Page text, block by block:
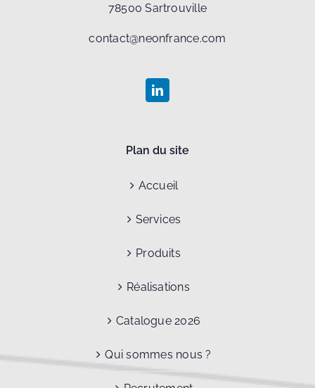
78500 Sartrouville
contact@neonfrance.com
Plan du site
Accueil
Services
Produits
Réalisations
Catalogue 2026
Qui sommes nous ?